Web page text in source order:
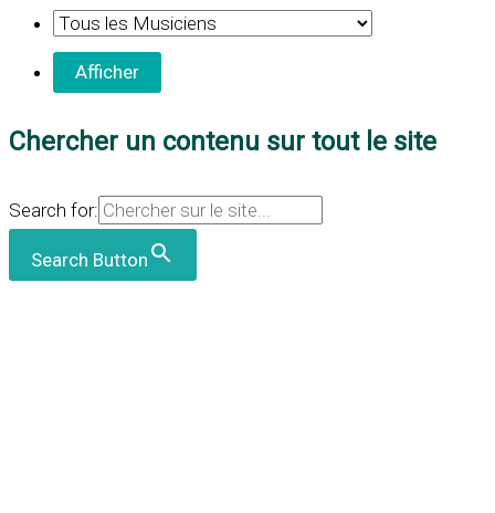
Chercher un contenu sur tout le site
Search for:
Search Button